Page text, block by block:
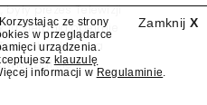
były prezes Telewizji
10 sierpnia obejmie
im. Juliusza
się
Zamknij X
ze strony
w przeglądarce
urządzenia.
klauzulę
informacji w Regulaminie.